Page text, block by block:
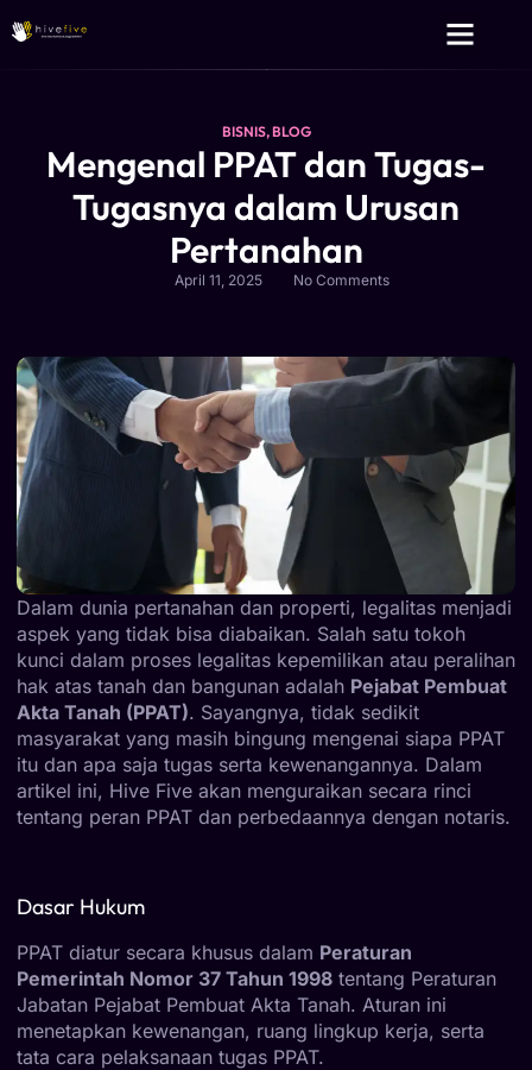
BISNIS,BLOG
Mengenal PPAT dan Tugas-
Tugasnya dalam Urusan
Pertanahan
April 11, 2025 No Comments
Dalam dunia pertanahan dan properti, legalitas menjadi
aspek yang tidak bisa diabaikan. Salah satu tokoh
kunci dalam proses legalitas kepemilikan atau peralihan
hak atas tanah dan bangunan adalah Pejabat Pembuat
Akta Tanah (PPAT). Sayangnya, tidak sedikit
masyarakat yang masih bingung mengenai siapa PPAT
itu dan apa saja tugas serta kewenangannya. Dalam
artikel ini, Hive Five akan menguraikan secara rinci
tentang peran PPAT dan perbedaannya dengan notaris.
Dasar Hukum
PPAT diatur secara khusus dalam Peraturan
Pemerintah Nomor 37 Tahun 1998 tentang Peraturan
Jabatan Pejabat Pembuat Akta Tanah. Aturan ini
menetapkan kewenangan, ruang lingkup kerja, serta
tata cara pelaksanaan tugas PPAT.